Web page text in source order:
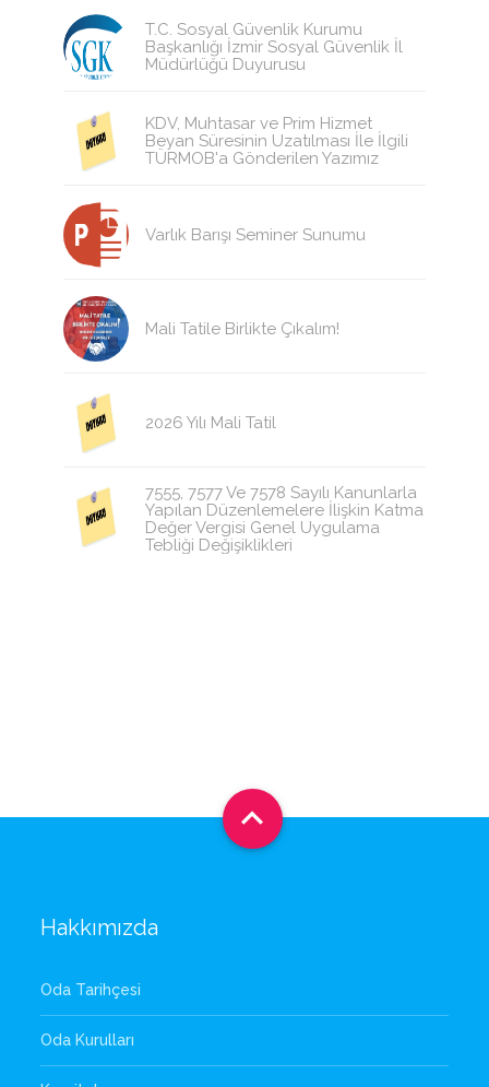
T.C. Sosyal Güvenlik Kurumu
Başkanlığı İzmir Sosyal Güvenlik İl
Müdürlüğü Duyurusu
KDV, Muhtasar ve Prim Hizmet
Beyan Süresinin Uzatılması İle İlgili
TÜRMOB'a Gönderilen Yazımız
Varlık Barışı Seminer Sunumu
Mali Tatile Birlikte Çıkalım!
2026 Yılı Mali Tatil
7555, 7577 Ve 7578 Sayılı Kanunlarla
Yapılan Düzenlemelere İlişkin Katma
Değer Vergisi Genel Uygulama
Tebliği Değişiklikleri

Hakkımızda
Oda Tarihçesi
Oda Kurulları